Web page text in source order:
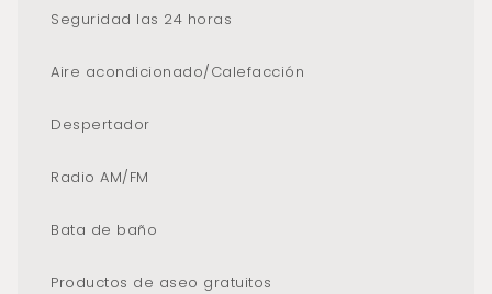
piscina infinita, senderos ecológicos en los que podrás
exuberante fauna, flora propias del lugar; restaurante,
Seguridad las 24 horas
Aire acondicionado/Calefacción
Despertador
Radio AM/FM
Bata de baño
Productos de aseo gratuitos